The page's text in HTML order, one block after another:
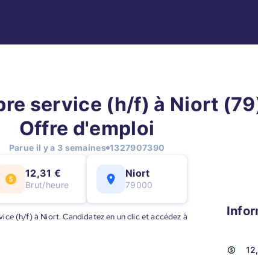
service (h/f) à Niort
Offre d'emploi
Parue il y a 3 semaines 1327907390
12,31 €
Brut/heure
Niort
79000
(h/f) à Niort. Candidatez en un clic et accédez à